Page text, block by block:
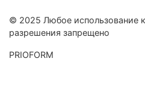
© 2025 Любое использование
разрешения запрещено
PRIOFORM